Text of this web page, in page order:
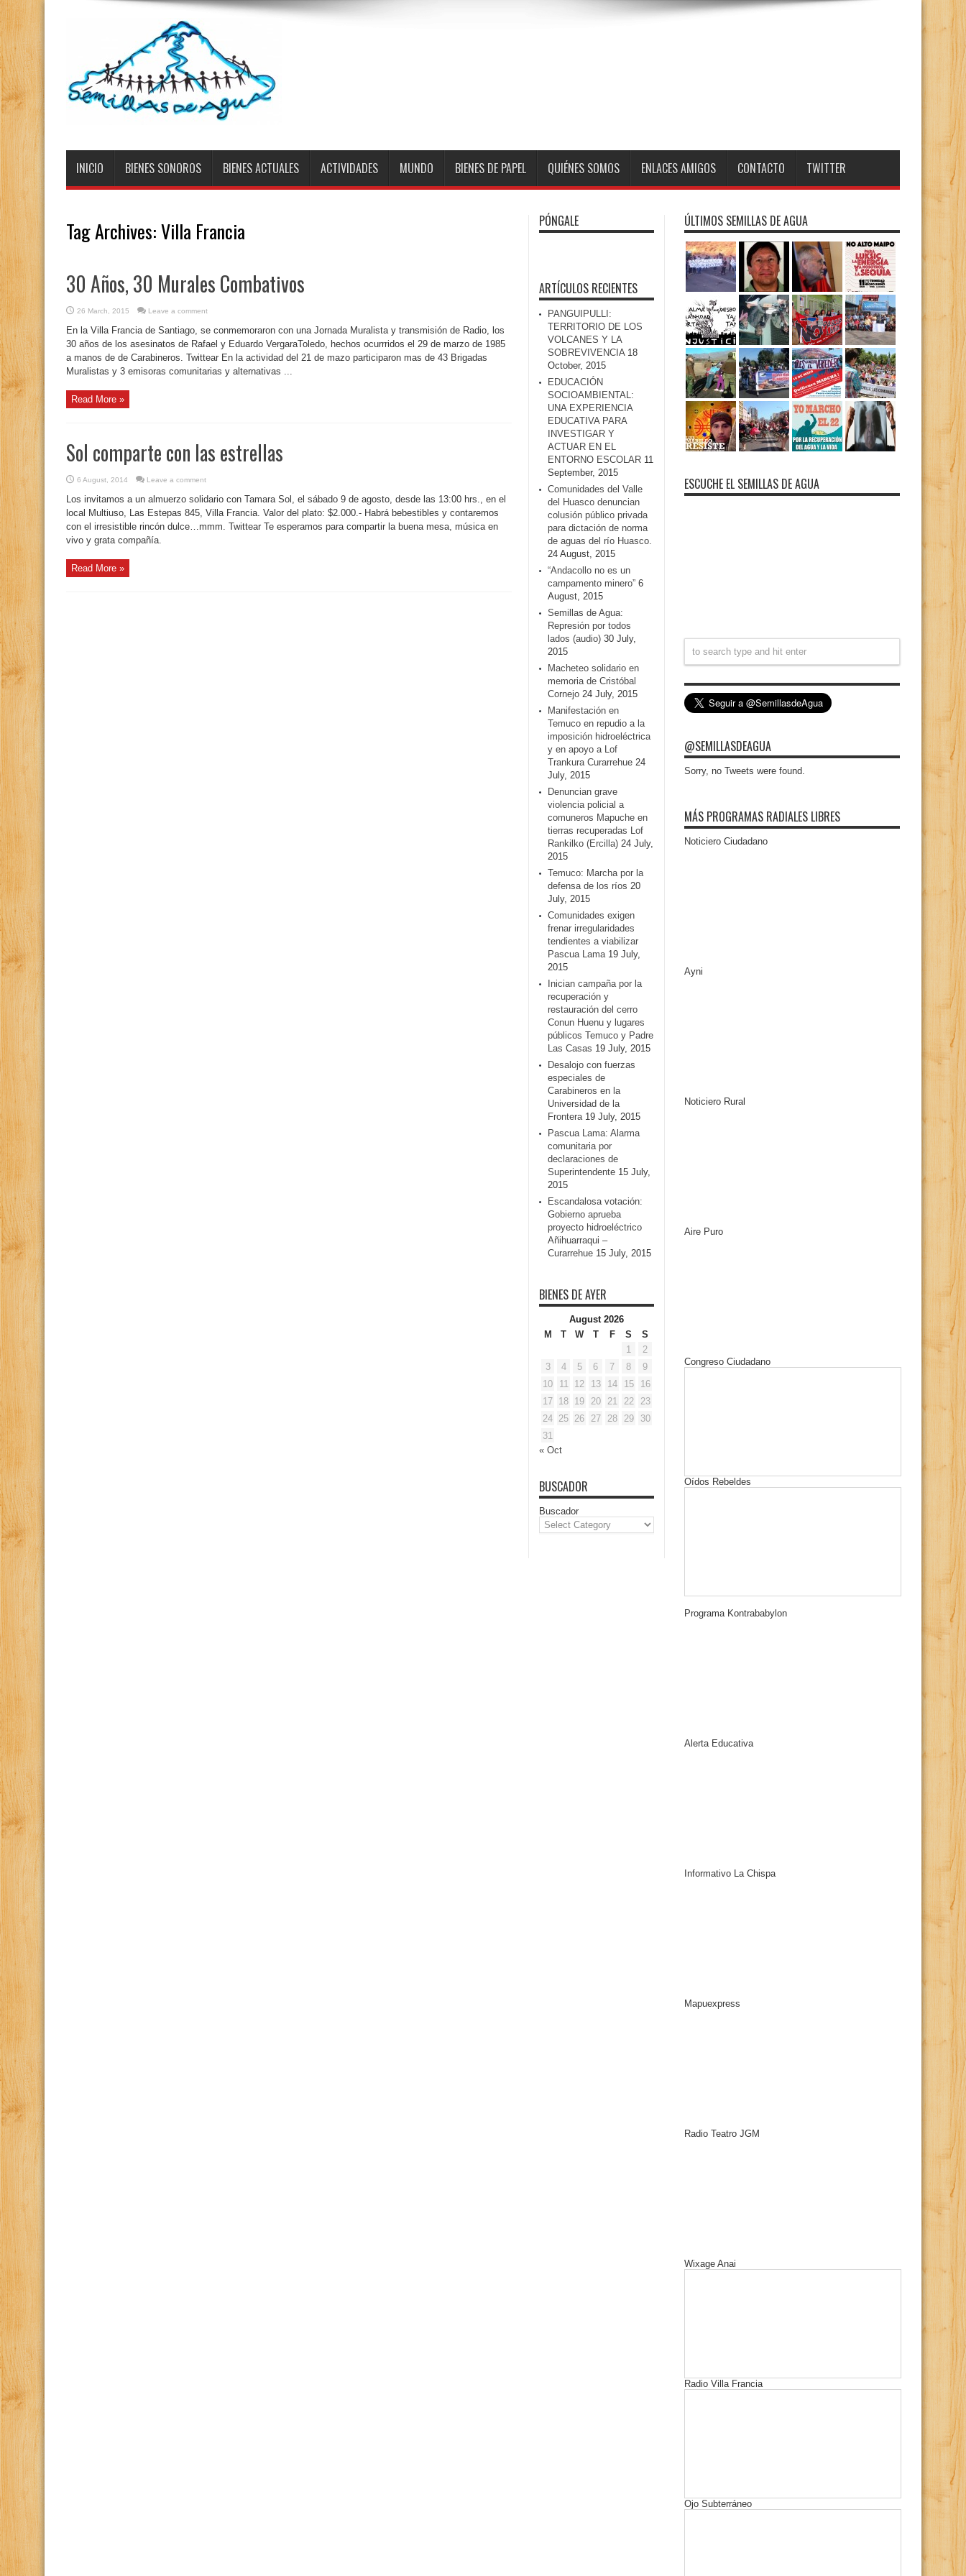
INICIO BIENES SONOROS BIENES ACTUALES ACTIVIDADES MUNDO BIENES DE PAPEL QUIÉNES SOMOS ENLACES AMIGOS CONTACTO TWITTER
Tag Archives:Villa Francia
30 Años, 30 Murales Combativos
26 March, 2015 Leave a comment
En la Villa Francia de Santiago, se conmemoraron con una Jornada Muralista y transmisión de Radio, los
30 años de los asesinatos de Rafael y Eduardo VergaraToledo, hechos ocurrridos el 29 de marzo de 1985
a manos de de Carabineros. Twittear En la actividad del 21 de mazo participaron mas de 43 Brigadas
Muralistas y 3 emisoras comunitarias y alternativas ...
Read More »
Sol comparte con las estrellas
6 August, 2014 Leave a comment
Los invitamos a un almuerzo solidario con Tamara Sol, el sábado 9 de agosto, desde las 13:00 hrs., en el
local Multiuso, Las Estepas 845, Villa Francia. Valor del plato: $2.000.- Habrá bebestibles y contaremos
con el irresistible rincón dulce…mmm. Twittear Te esperamos para compartir la buena mesa, música en
vivo y grata compañía.
Read More »
PÓNGALE
ARTÍCULOS RECIENTES
PANGUIPULLI:
TERRITORIO DE LOS
VOLCANES Y LA
SOBREVIVENCIA 18
October, 2015
EDUCACIÓN
SOCIOAMBIENTAL:
UNA EXPERIENCIA
EDUCATIVA PARA
INVESTIGAR Y
ACTUAR EN EL
ENTORNO ESCOLAR 11
September, 2015
Comunidades del Valle
del Huasco denuncian
colusión público privada
para dictación de norma
de aguas del río Huasco.
24 August, 2015
“Andacollo no es un
campamento minero” 6
August, 2015
Semillas de Agua:
Represión por todos
lados (audio) 30 July,
2015
Macheteo solidario en
memoria de Cristóbal
Cornejo 24 July, 2015
Manifestación en
Temuco en repudio a la
imposición hidroeléctrica
y en apoyo a Lof
Trankura Curarrehue 24
July, 2015
Denuncian grave
violencia policial a
comuneros Mapuche en
tierras recuperadas Lof
Rankilko (Ercilla) 24 July,
2015
Temuco: Marcha por la
defensa de los ríos 20
July, 2015
Comunidades exigen
frenar irregularidades
tendientes a viabilizar
Pascua Lama 19 July,
2015
Inician campaña por la
recuperación y
restauración del cerro
Conun Huenu y lugares
públicos Temuco y Padre
Las Casas 19 July, 2015
Desalojo con fuerzas
especiales de
Carabineros en la
Universidad de la
Frontera 19 July, 2015
Pascua Lama: Alarma
comunitaria por
declaraciones de
Superintendente 15 July,
2015
Escandalosa votación:
Gobierno aprueba
proyecto hidroeléctrico
Añihuarraqui –
Curarrehue 15 July, 2015
BIENES DE AYER
August 2026
M
T W T F S
S
1
2
3
4 5 6 7 8
9
10
11 12 13 14 15
16
17 18 19 20 21 22
23
24 25 26 27 28 29
30
31
« Oct
BUSCADOR
Buscador
ÚLTIMOS SEMILLAS DE AGUA
ESCUCHE EL SEMILLAS DE AGUA
@SEMILLASDEAGUA
Sorry, no Tweets were found.
MÁS PROGRAMAS RADIALES LIBRES
Noticiero Ciudadano
Ayni
Noticiero Rural
Aire Puro
Congreso Ciudadano
Oídos Rebeldes
Programa Kontrababylon
Alerta Educativa
Informativo La Chispa
Mapuexpress
Radio Teatro JGM
Wixage Anai
Radio Villa Francia
Ojo Subterráneo